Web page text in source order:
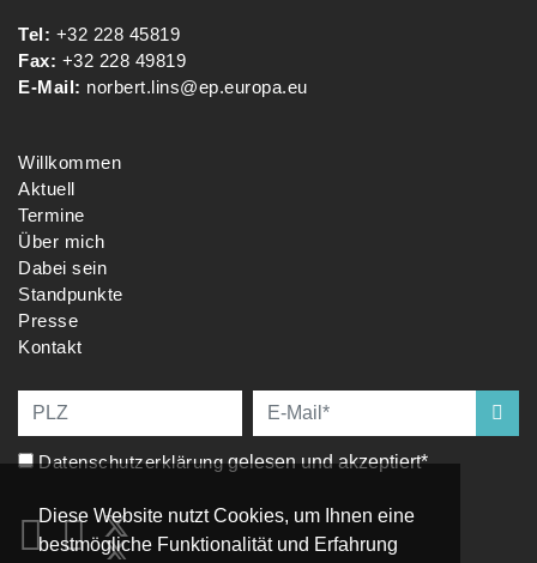
Diese Website nutzt Cookies, um Ihnen eine
bestmögliche Funktionalität und Erfahrung
Tel: +32 228 45819
Fax: +32 228 49819
E-Mail: norbert.lins@ep.europa.eu
Willkommen
Aktuell
Termine
Über mich
Dabei sein
Standpunkte
Presse
Kontakt
Datenschutzerklärunggelesen und akzeptiert*